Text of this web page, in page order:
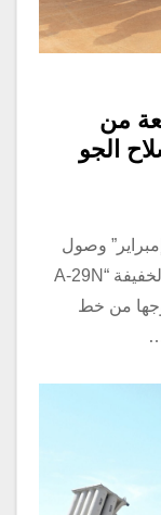
من
الجو
وصول
أول دفعة من طائرات الهجوم والتدريب الخفيفة “A-29N
من خط